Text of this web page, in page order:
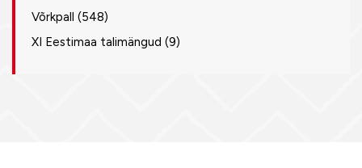
Võrkpall (548)
XI Eestimaa talimängud (9)